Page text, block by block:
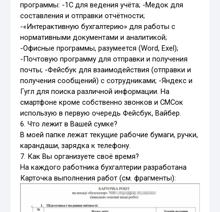
программы: -1С для ведения учёта; -Медок для
составления и отправки отчётности;
-«Интерактивную бухгалтерию» для работы с
нормативными документами и аналитикой;
-Офисные программы, разумеется (Word, Exel);
-Почтовую программу для отправки и получения
почты; -Фейсбук для взаимодействия (отправки и
получения сообщений) с сотрудниками; -Яндекс и
Гугл для поиска различной информации. На
смартфоне кроме собственно звонков и СМСок
использую в первую очередь Фейсбук, Вайбер.
6. Что лежит в Вашей сумке?
В моей папке лежат текущие рабочие бумаги, ручки,
карандаши, зарядка к телефону.
7. Как Вы организуете своё время?
На каждого работника бухгалтерии разработана
Карточка выполнения работ (см. фрагменты):